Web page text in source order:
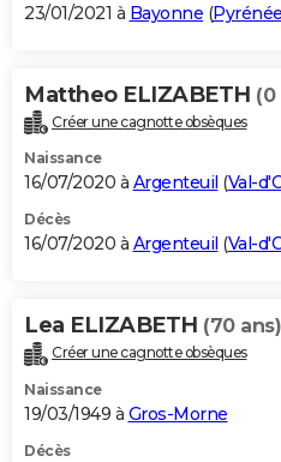
23/01/2021 à Bayonne (
Mattheo ELIZABETH (0
Créer une cagnotte obsèques
Naissance
16/07/2020 à Argenteuil (Val-
Décès
16/07/2020 à Argenteuil (Val-
Lea ELIZABETH (70 ans)
Créer une cagnotte obsèques
Naissance
19/03/1949 à Gros-Morne
Décès